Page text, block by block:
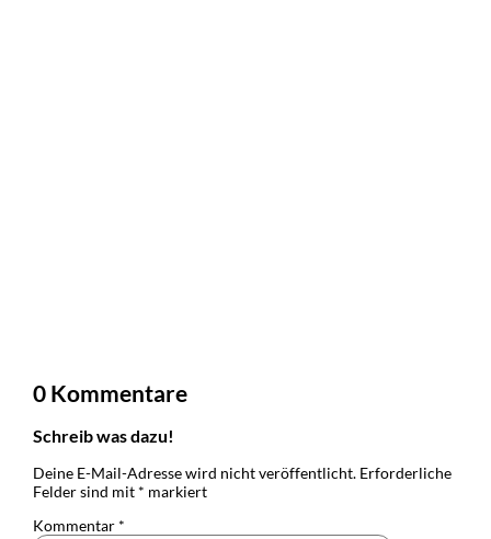
0 Kommentare
Schreib was dazu!
Deine E-Mail-Adresse wird nicht veröffentlicht. Erforderliche
Felder sind mit * markiert
Kommentar *